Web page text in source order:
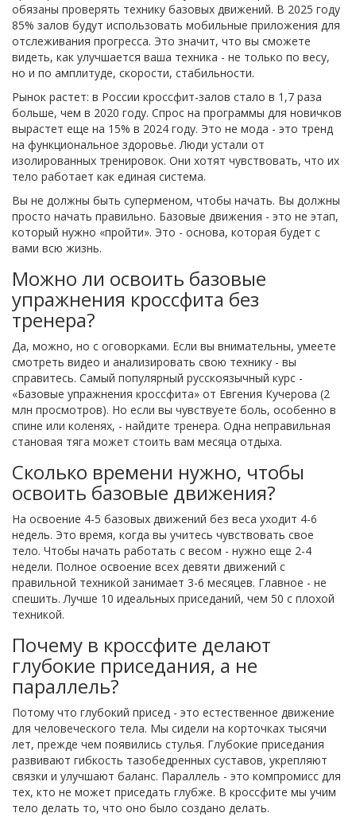
обязаны проверять технику базовых движений. В 2025 году
85% залов будут использовать мобильные приложения для
отслеживания прогресса. Это значит, что вы сможете
видеть, как улучшается ваша техника - не только по весу,
но и по амплитуде, скорости, стабильности.
Рынок растет: в России кроссфит-залов стало в 1,7 раза
больше, чем в 2020 году. Спрос на программы для новичков
вырастет еще на 15% в 2024 году. Это не мода - это тренд
на функциональное здоровье. Люди устали от
изолированных тренировок. Они хотят чувствовать, что их
тело работает как единая система.
Вы не должны быть суперменом, чтобы начать. Вы должны
просто начать правильно. Базовые движения - это не этап,
который нужно «пройти». Это - основа, которая будет с
вами всю жизнь.
Можно ли освоить базовые
упражнения кроссфита без
тренера?
Да, можно, но с оговорками. Если вы внимательны, умеете
смотреть видео и анализировать свою технику - вы
справитесь. Самый популярный русскоязычный курс -
«Базовые упражнения кроссфита» от Евгения Кучерова (2
млн просмотров). Но если вы чувствуете боль, особенно в
спине или коленях, - найдите тренера. Одна неправильная
становая тяга может стоить вам месяца отдыха.
Сколько времени нужно, чтобы
освоить базовые движения?
На освоение 4-5 базовых движений без веса уходит 4-6
недель. Это время, когда вы учитесь чувствовать свое
тело. Чтобы начать работать с весом - нужно еще 2-4
недели. Полное освоение всех девяти движений с
правильной техникой занимает 3-6 месяцев. Главное - не
спешить. Лучше 10 идеальных приседаний, чем 50 с плохой
техникой.
Почему в кроссфите делают
глубокие приседания, а не
параллель?
Потому что глубокий присед - это естественное движение
для человеческого тела. Мы сидели на корточках тысячи
лет, прежде чем появились стулья. Глубокие приседания
развивают гибкость тазобедренных суставов, укрепляют
связки и улучшают баланс. Параллель - это компромисс для
тех, кто не может приседать глубже. В кроссфите мы учим
тело делать то, что оно было создано делать.